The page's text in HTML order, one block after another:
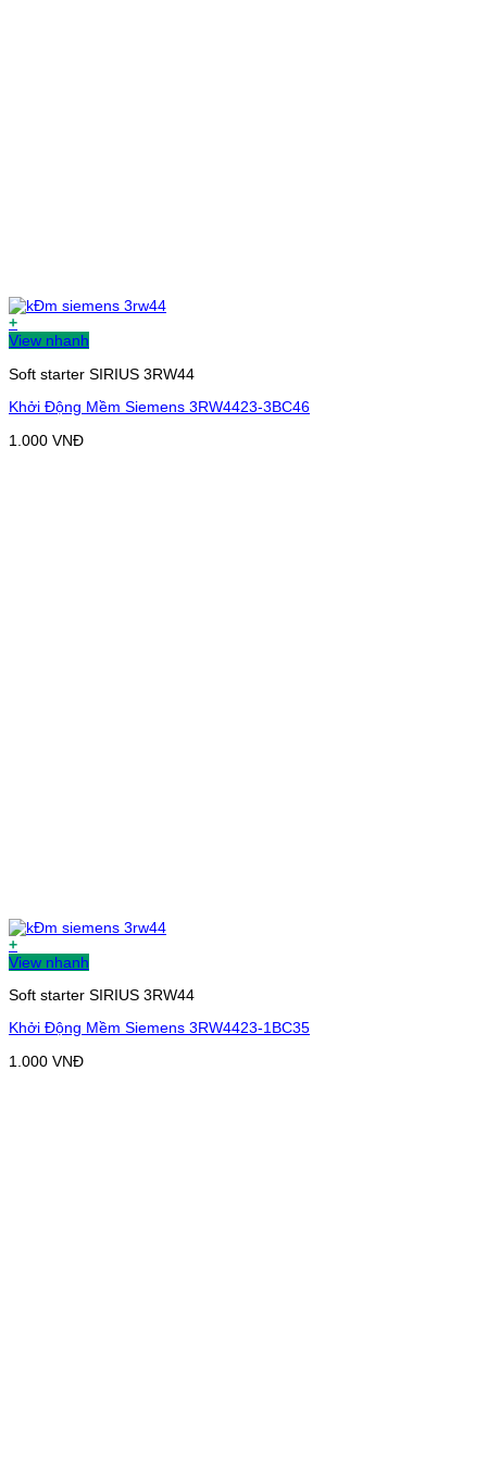
+
View nhanh
Soft starter SIRIUS 3RW44
Khởi Động Mềm Siemens 3RW4423-3BC46
1.000 VNĐ
+
View nhanh
Soft starter SIRIUS 3RW44
Khởi Động Mềm Siemens 3RW4423-1BC35
1.000 VNĐ